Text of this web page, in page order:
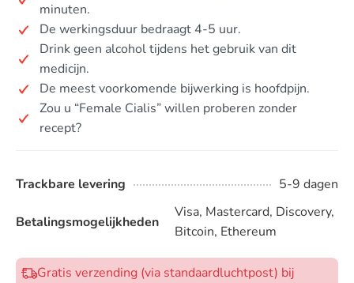
minuten.
De werkingsduur bedraagt 4-5 uur.
Drink geen alcohol tijdens het gebruik van dit
medicijn.
De meest voorkomende bijwerking is hoofdpijn.
Zou u “Female Cialis” willen proberen zonder
recept?
Trackbare levering 5-9 dagen
Betalingsmogelijkheden
Visa, Mastercard, Discovery,
Bitcoin, Ethereum
Gratis verzending (via standaardluchtpost) bij